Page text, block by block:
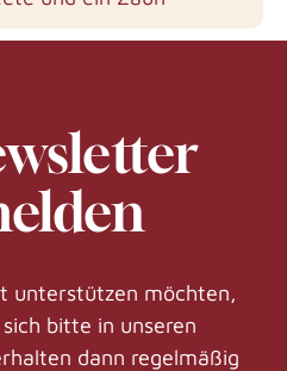
unterstützen möchten,
bitte in unseren
dann regelmäßig